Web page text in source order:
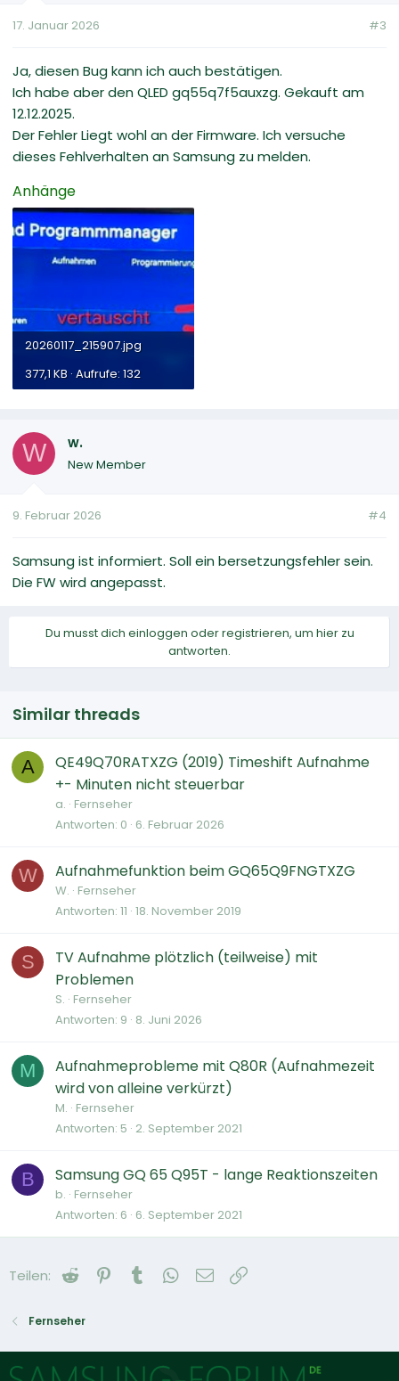
17. Januar 2026 #3
Ja, diesen Bug kann ich auch bestätigen.
Ich habe aber den QLED gq55q7f5auxzg. Gekauft am
12.12.2025.
Der Fehler Liegt wohl an der Firmware. Ich versuche
dieses Fehlverhalten an Samsung zu melden.
Anhänge
20260117_215907.jpg
377,1 KB · Aufrufe: 132
W w.
New Member
9. Februar 2026 #4
Samsung ist informiert. Soll ein bersetzungsfehler sein.
Die FW wird angepasst.
Du musst dich einloggen oder registrieren, um hier zu
antworten.
Similar threads
A
QE49Q70RATXZG (2019) Timeshift Aufnahme
+- Minuten nicht steuerbar
a. Fernseher
Antworten 0 6. Februar 2026
W Aufnahmefunktion beim GQ65Q9FNGTXZG
W. Fernseher
Antworten 11 18. November 2019
S
TV Aufnahme plötzlich (teilweise) mit
Problemen
S. Fernseher
Antworten 9 8. Juni 2026
M
Aufnahmeprobleme mit Q80R (Aufnahmezeit
wird von alleine verkürzt)
M. Fernseher
Antworten 5 2. September 2021
B Samsung GQ 65 Q95T - lange Reaktionszeiten
b. Fernseher
Antworten 6 6. September 2021
Teilen: Reddit Pinterest
Tumblr WhatsApp
E-Mail
Fernseher